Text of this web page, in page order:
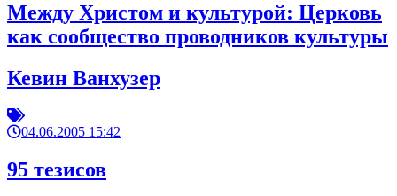
Между Христом и культурой: Церковь
как сообщество проводников культуры
Кевин Ванхузер
04.06.2005 15:42
95 тезисов